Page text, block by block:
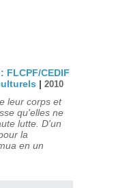
FLCPF/CEDIF
| 2010
leur corps et
qu'elles ne
lutte. D'un
la
en un